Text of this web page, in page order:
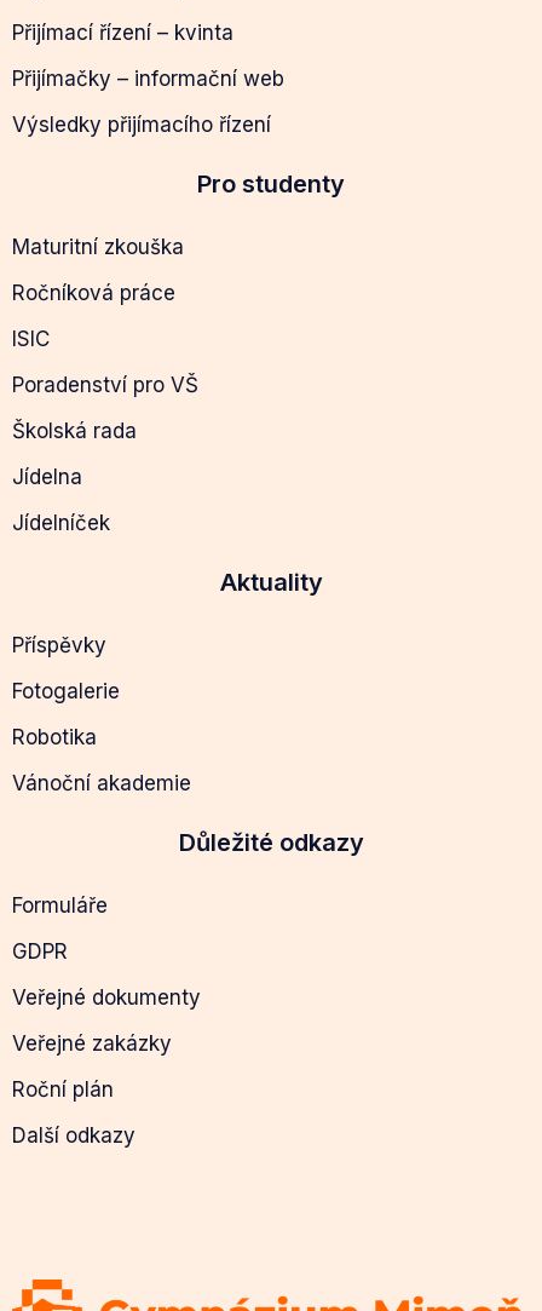
Přijímací řízení – kvinta
Přijímačky – informační web
Výsledky přijímacího řízení
Pro studenty
Maturitní zkouška
Ročníková práce
ISIC
Poradenství pro VŠ
Školská rada
Jídelna
Jídelníček
Aktuality
Příspěvky
Fotogalerie
Robotika
Vánoční akademie
Důležité odkazy
Formuláře
GDPR
Veřejné dokumenty
Veřejné zakázky
Roční plán
Další odkazy